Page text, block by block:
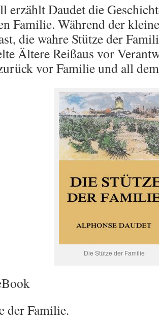
erzählt Daudet die
Familie. Während der
die wahre Stütze der
Ältere Reißaus vor
vor Familie und all
Die Stütze der Familie
der Familie.